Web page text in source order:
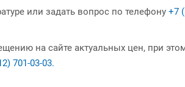
или задать вопрос по телефону +7
на сайте актуальных цен, при
701-03-03.